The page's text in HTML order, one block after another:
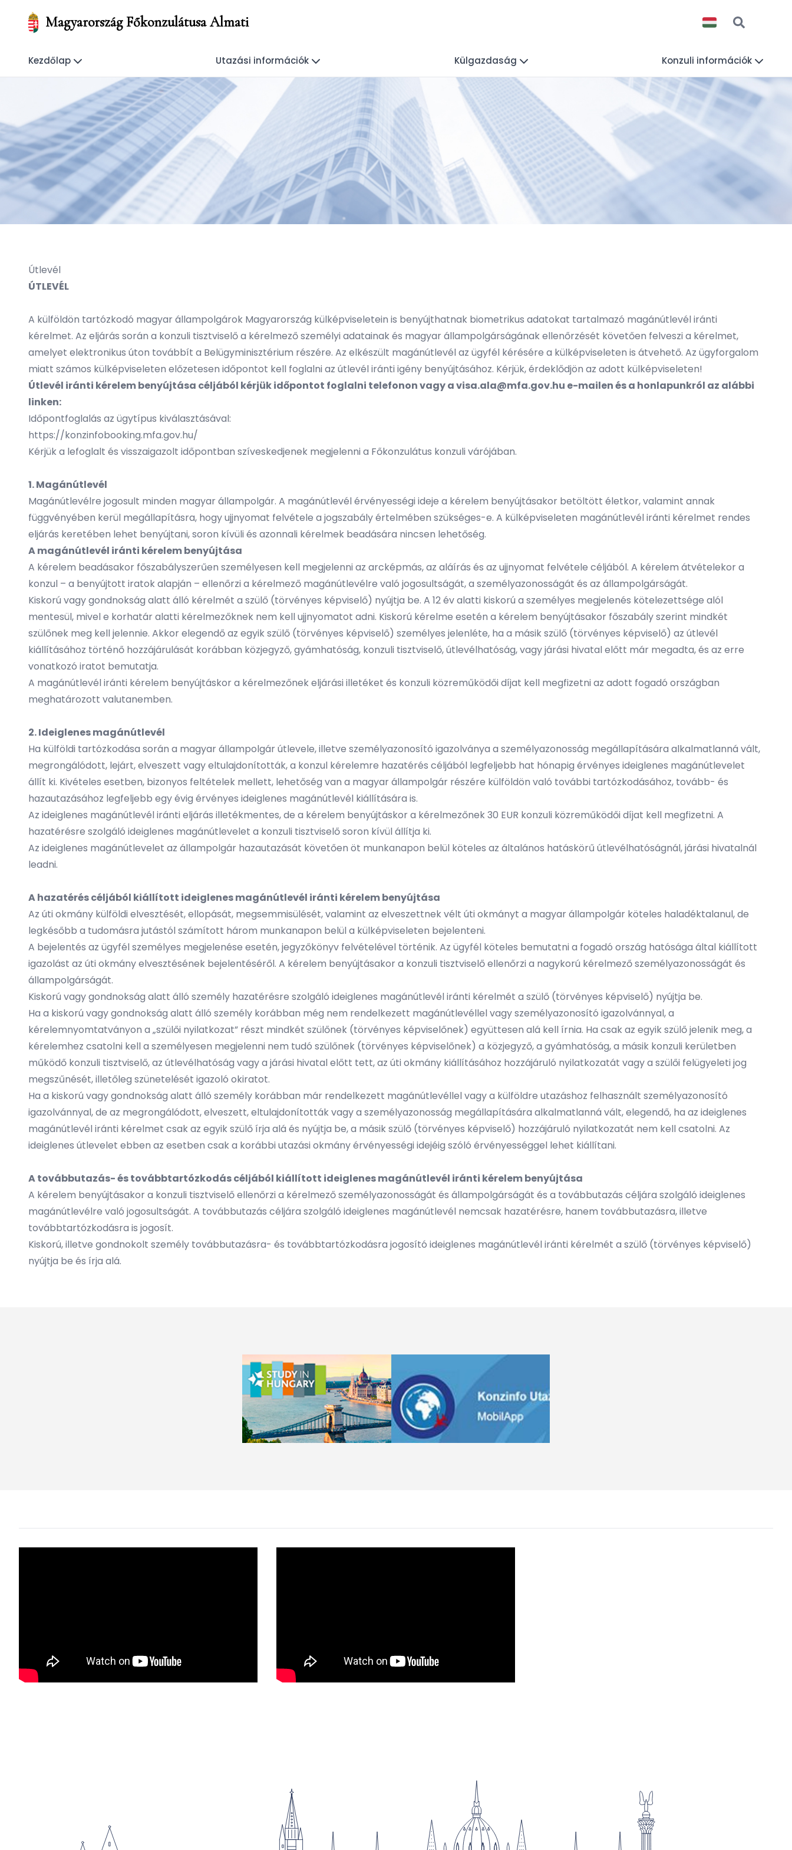
Magyarország Főkonzulátusa Almati
Kezdőlap Utazási információk Külgazdaság Konzuli információk
Útlevél
ÚTLEVÉL
A külföldön tartózkodó magyar állampolgárok Magyarország külképviseletein is benyújthatnak biometrikus adatokat tartalmazó magánútlevél iránti
kérelmet. Az eljárás során a konzuli tisztviselő a kérelmező személyi adatainak és magyar állampolgárságának ellenőrzését követően felveszi a kérelmet,
amelyet elektronikus úton továbbít a Belügyminisztérium részére. Az elkészült magánútlevél az ügyfél kérésére a külképviseleten is átvehető. Az ügyforgalom
miatt számos külképviseleten előzetesen időpontot kell foglalni az útlevél iránti igény benyújtásához. Kérjük, érdeklődjön az adott külképviseleten!
Útlevél iránti kérelem benyújtása céljából kérjük időpontot foglalni telefonon vagy avisa.ala@mfa.gov.hu e-mailen és a honlapunkról az alábbi
linken:
Időpontfoglalás az ügytípus kiválasztásával:
https://konzinfobooking.mfa.gov.hu/
Kérjük a lefoglalt és visszaigazolt időpontban szíveskedjenek megjelenni a Főkonzulátus konzuli várójában.
1. Magánútlevél
Magánútlevélre jogosult minden magyar állampolgár. A magánútlevél érvényességi ideje a kérelem benyújtásakor betöltött életkor, valamint annak
függvényében kerül megállapításra, hogy ujjnyomat felvétele a jogszabály értelmében szükséges-e. A külképviseleten magánútlevél iránti kérelmet rendes
eljárás keretében lehet benyújtani, soron kívüli és azonnali kérelmek beadására nincsen lehetőség.
A magánútlevél iránti kérelem benyújtása
A kérelem beadásakor főszabályszerűen személyesen kell megjelenni az arcképmás, az aláírás és az ujjnyomat felvétele céljából. A kérelem átvételekor a
konzul – a benyújtott iratok alapján – ellenőrzi a kérelmező magánútlevélre való jogosultságát, a személyazonosságát és az állampolgárságát.
Kiskorú vagy gondnokság alatt álló kérelmét a szülő (törvényes képviselő) nyújtja be. A 12 év alatti kiskorú a személyes megjelenés kötelezettsége alól
mentesül, mivel e korhatár alatti kérelmezőknek nem kell ujjnyomatot adni. Kiskorú kérelme esetén a kérelem benyújtásakor főszabály szerint mindkét
szülőnek meg kell jelennie. Akkor elegendő az egyik szülő (törvényes képviselő) személyes jelenléte, ha a másik szülő (törvényes képviselő) az útlevél
kiállításához történő hozzájárulását korábban közjegyző, gyámhatóság, konzuli tisztviselő, útlevélhatóság, vagy járási hivatal előtt már megadta, és az erre
vonatkozó iratot bemutatja.
A magánútlevél iránti kérelem benyújtáskor a kérelmezőnek eljárási illetéket és konzuli közreműködői díjat kell megfizetni az adott fogadó országban
meghatározott valutanemben.
2. Ideiglenes magánútlevél
Ha külföldi tartózkodása során a magyar állampolgár útlevele, illetve személyazonosító igazolványa a személyazonosság megállapítására alkalmatlanná vált,
megrongálódott, lejárt, elveszett vagy eltulajdonították, a konzul kérelemre hazatérés céljából legfeljebb hat hónapig érvényes ideiglenes magánútlevelet
állít ki. Kivételes esetben, bizonyos feltételek mellett, lehetőség van a magyar állampolgár részére külföldön való további tartózkodásához, tovább- és
hazautazásához legfeljebb egy évig érvényes ideiglenes magánútlevél kiállítására is.
Az ideiglenes magánútlevél iránti eljárás illetékmentes, de a kérelem benyújtáskor a kérelmezőnek 30 EUR konzuli közreműködői díjat kell megfizetni. A
hazatérésre szolgáló ideiglenes magánútlevelet a konzuli tisztviselő soron kívül állítja ki.
Az ideiglenes magánútlevelet az állampolgár hazautazását követően öt munkanapon belül köteles az általános hatáskörű útlevélhatóságnál, járási hivatalnál
leadni.
A hazatérés céljából kiállított ideiglenes magánútlevél iránti kérelem benyújtása
Az úti okmány külföldi elvesztését, ellopását, megsemmisülését, valamint az elveszettnek vélt úti okmányt a magyar állampolgár köteles haladéktalanul, de
legkésőbb a tudomásra jutástól számított három munkanapon belül a külképviseleten bejelenteni.
A bejelentés az ügyfél személyes megjelenése esetén, jegyzőkönyv felvételével történik. Az ügyfél köteles bemutatni a fogadó ország hatósága által kiállított
igazolást az úti okmány elvesztésének bejelentéséről. A kérelem benyújtásakor a konzuli tisztviselő ellenőrzi a nagykorú kérelmező személyazonosságát és
állampolgárságát.
Kiskorú vagy gondnokság alatt álló személy hazatérésre szolgáló ideiglenes magánútlevél iránti kérelmét a szülő (törvényes képviselő) nyújtja be.
Ha a kiskorú vagy gondnokság alatt álló személy korábban még nem rendelkezett magánútlevéllel vagy személyazonosító igazolvánnyal, a
kérelemnyomtatványon a „szülői nyilatkozat” részt mindkét szülőnek (törvényes képviselőnek) együttesen alá kell írnia. Ha csak az egyik szülő jelenik meg, a
kérelemhez csatolni kell a személyesen megjelenni nem tudó szülőnek (törvényes képviselőnek) a közjegyző, a gyámhatóság, a másik konzuli kerületben
működő konzuli tisztviselő, az útlevélhatóság vagy a járási hivatal előtt tett, az úti okmány kiállításához hozzájáruló nyilatkozatát vagy a szülői felügyeleti jog
megszűnését, illetőleg szünetelését igazoló okiratot.
Ha a kiskorú vagy gondnokság alatt álló személy korábban már rendelkezett magánútlevéllel vagy a külföldre utazáshoz felhasznált személyazonosító
igazolvánnyal, de az megrongálódott, elveszett, eltulajdonították vagy a személyazonosság megállapítására alkalmatlanná vált, elegendő, ha az ideiglenes
magánútlevél iránti kérelmet csak az egyik szülő írja alá és nyújtja be, a másik szülő (törvényes képviselő) hozzájáruló nyilatkozatát nem kell csatolni. Az
ideiglenes útlevelet ebben az esetben csak a korábbi utazási okmány érvényességi idejéig szóló érvényességgel lehet kiállítani.
A továbbutazás- és továbbtartózkodás céljából kiállított ideiglenes magánútlevél iránti kérelem benyújtása
A kérelem benyújtásakor a konzuli tisztviselő ellenőrzi a kérelmező személyazonosságát és állampolgárságát és a továbbutazás céljára szolgáló ideiglenes
magánútlevélre való jogosultságát. A továbbutazás céljára szolgáló ideiglenes magánútlevél nemcsak hazatérésre, hanem továbbutazásra, illetve
továbbtartózkodásra is jogosít.
Kiskorú, illetve gondnokolt személy továbbutazásra- és továbbtartózkodásra jogosító ideiglenes magánútlevél iránti kérelmét a szülő (törvényes képviselő)
nyújtja be és írja alá.